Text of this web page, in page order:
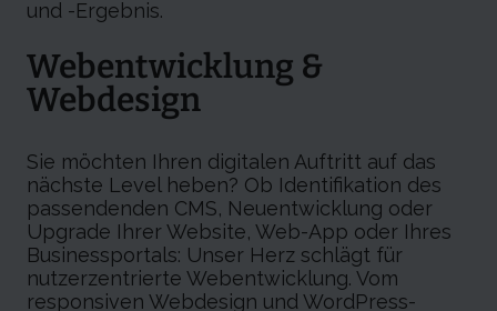
und -Ergebnis.
Webentwicklung &
Webdesign
Sie möchten Ihren digitalen Auftritt auf das
nächste Level heben? Ob Identifikation des
passendenden CMS, Neuentwicklung oder
Upgrade Ihrer Website, Web-App oder Ihres
Businessportals: Unser Herz schlägt für
nutzerzentrierte Webentwicklung. Vom
responsiven Webdesign und WordPress-